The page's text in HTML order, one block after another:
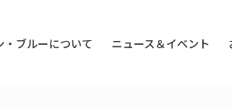
・ブルーについて ニュース＆イベント